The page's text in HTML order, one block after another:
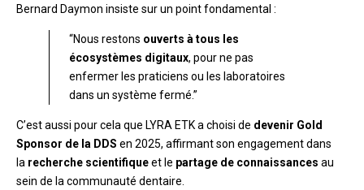
Bernard Daymon insiste sur un point fondamental :
“Nous restons ouverts à tous les
écosystèmes digitaux, pour ne pas
enfermer les praticiens ou les laboratoires
dans un système fermé.”
C’est aussi pour cela que LYRA ETK a choisi de devenir Gold
Sponsor de la DDS en 2025, affirmant son engagement dans
la recherche scientifiqueet le partage de connaissances au
sein de la communauté dentaire.